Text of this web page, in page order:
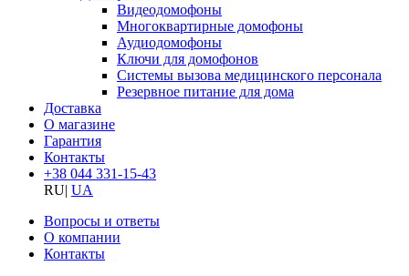
Видеодомофоны
Многоквартирные домофоны
Аудиодомофоны
Ключи для домофонов
Системы вызова медицинского персонала
Резервное питание для дома
Доставка
О магазине
Гарантия
Контакты
+38 044 331-15-43
RU| UA
Вопросы и ответы
О компании
Контакты